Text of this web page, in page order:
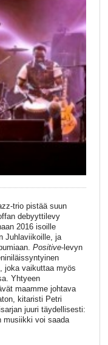
trio pistää suun
debyyttilevy
2016 isoille
Juhlaviikoille, ja
Positive-levyn
joka vaikuttaa myös
Yhtyeen
maamme johtava
kitaristi Petri
juuri täydellisesti:
musiikki voi saada